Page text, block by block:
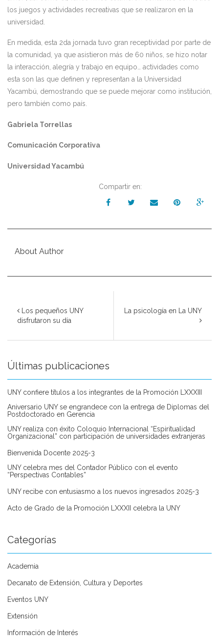
los juegos y actividades recreativas que se realizaron en la
universidad.
En medida, esta 2da jornada tuvo gran receptividad por parte de
la comunidad, ya que asistieron más de 60 niños, se hizo notar
la interacción, alegría y trabajo en equipo… actividades como
esta son las que definen y representan a la Universidad
Yacambú, demostrando que se puede mejorar como institución,
pero también como país.
Gabriela Torrellas
Comunicación Corporativa
Universidad Yacambú
Compartir en:
About Author
Los pequeños UNY
disfrutaron su día
La psicología en La UNY
Últimas publicaciones
UNY confiere títulos a los integrantes de la Promoción LXXXIII
Aniversario UNY se engrandece con la entrega de Diplomas del
Postdoctorado en Gerencia
UNY realiza con éxito Coloquio Internacional “Espiritualidad
Organizacional” con participación de universidades extranjeras
Bienvenida Docente 2025-3
UNY celebra mes del Contador Público con el evento
“Perspectivas Contables”
UNY recibe con entusiasmo a los nuevos ingresados 2025-3
Acto de Grado de la Promoción LXXXII celebra la UNY
Categorías
Academia
Decanato de Extensión, Cultura y Deportes
Eventos UNY
Extensión
Información de Interés